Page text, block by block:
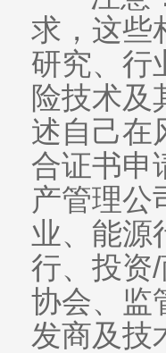
求，这些
研究、行
险技术及
述自己在
合证书申
产管理公
业、能源
行、投资
协会、监
发商及技